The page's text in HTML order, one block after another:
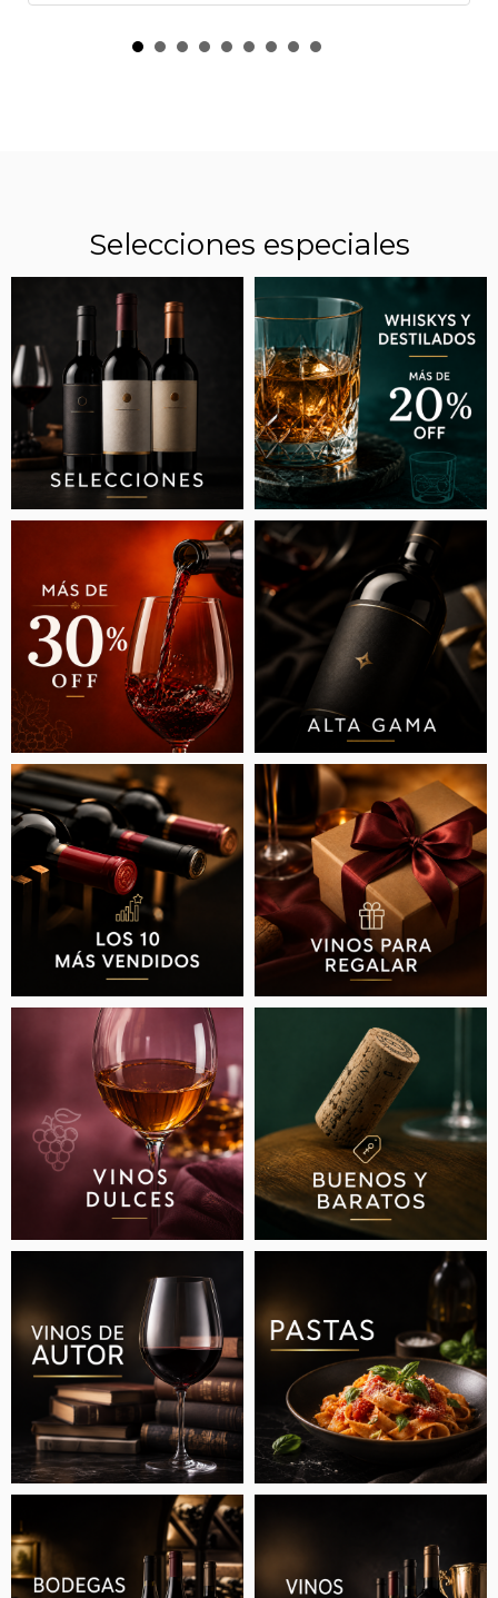
EL "MESSI DEL VINO ARGENTINO" ROMPE
RÉCORDS: LOGRA CALIFICACIÓN MÁXIMA
CON UN MALBEC Y UN CABERNET FRANC
Selecciones especiales